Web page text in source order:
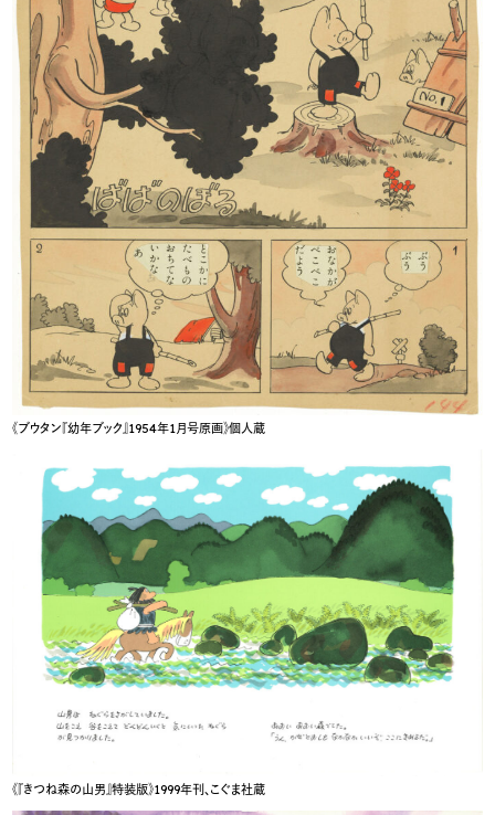
《ブウタン『幼年ブック』1954年1月号原画》個人蔵
《『きつね森の山男』特装版》1999年刊、こぐま社蔵